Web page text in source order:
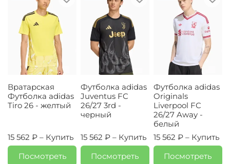
Вратарская
Футболка adidas
Tiro 26 - желтый
15 562 ₽ – Купить
Посмотреть
Футболка adidas
Juventus FC
26/27 3rd -
черный
15 562 ₽ – Купить
Посмотреть
Футболка adidas
Originals
Liverpool FC
26/27 Away -
белый
15 562 ₽ – Купить
Посмотреть